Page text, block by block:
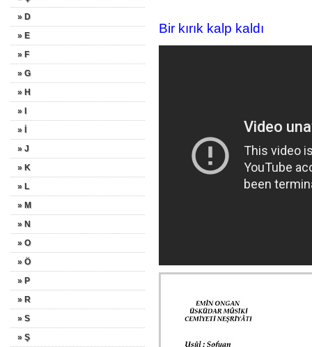
» D
» E
» F
» G
» H
» I
» İ
» J
» K
» L
» M
» N
» O
» Ö
» P
» R
» S
» Ş
Bir kırık kalp kaldı